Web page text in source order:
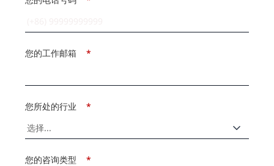
*
您的工作邮箱
*
您所处的行业
*
您的咨询类型